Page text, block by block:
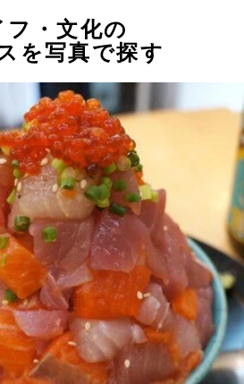
フ・文化の
を写真で探す